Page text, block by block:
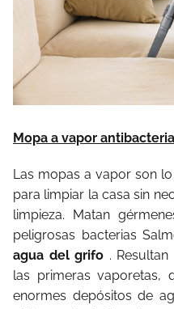
Mopa a vapor
Las mopas a vapor son
para limpiar la casa sin
limpieza. Matan
peligrosas bacterias
agua del grifo .
las primeras vaporetas,
enormes depósitos de